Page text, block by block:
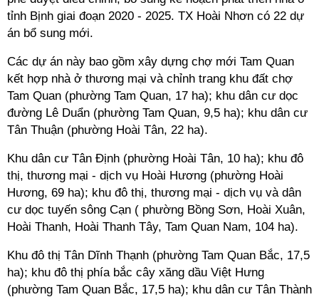
tỉnh Bịnh giai đoạn 2020 - 2025. TX Hoài Nhơn có 22 dự
án bổ sung mới.
Các dự án này bao gồm xây dựng chợ mới Tam Quan
kết hợp nhà ở thương mại và chỉnh trang khu đất chợ
Tam Quan (phường Tam Quan, 17 ha); khu dân cư dọc
đường Lê Duẩn (phường Tam Quan, 9,5 ha); khu dân cư
Tân Thuận (phường Hoài Tân, 22 ha).
Khu dân cư Tân Định (phường Hoài Tân, 10 ha); khu đô
thị, thương mại - dịch vụ Hoài Hương (phường Hoài
Hương, 69 ha); khu đô thị, thương mại - dịch vụ và dân
cư dọc tuyến sông Cạn ( phường Bồng Sơn, Hoài Xuân,
Hoài Thanh, Hoài Thanh Tây, Tam Quan Nam, 104 ha).
Khu đô thị Tân Dĩnh Thạnh (phường Tam Quan Bắc, 17,5
ha); khu đô thị phía bắc cây xăng dầu Việt Hưng
(phường Tam Quan Bắc, 17,5 ha); khu dân cư Tân Thành